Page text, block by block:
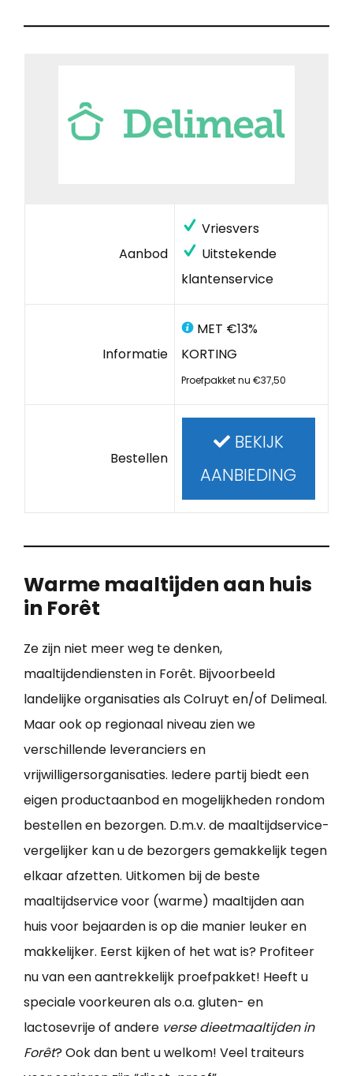
Aanbod
Vriesvers
Uitstekende
klantenservice
Informatie
MET €13%
KORTING
Proefpakket nu €37,50
Bestellen
BEKIJK
AANBIEDING
Warme maaltijden aan huis
in Forêt
Ze zijn niet meer weg te denken,
maaltijdendiensten in Forêt. Bijvoorbeeld
landelijke organisaties als Colruyt en/of Delimeal.
Maar ook op regionaal niveau zien we
verschillende leveranciers en
vrijwilligersorganisaties. Iedere partij biedt een
eigen productaanbod en mogelijkheden rondom
bestellen en bezorgen. D.m.v. de maaltijdservice-
vergelijker kan u de bezorgers gemakkelijk tegen
elkaar afzetten. Uitkomen bij de beste
maaltijdservice voor (warme) maaltijden aan
huis voor bejaarden is op die manier leuker en
makkelijker. Eerst kijken of het wat is? Profiteer
nu van een aantrekkelijk proefpakket! Heeft u
speciale voorkeuren als o.a. gluten- en
lactosevrije of andere verse dieetmaaltijden in
Forêt? Ook dan bent u welkom! Veel traiteurs